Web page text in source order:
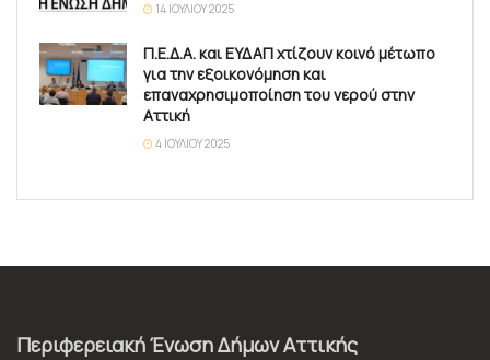
14 ΙΟΥΛΊΟΥ 2025
Π.Ε.Δ.Α. και ΕΥΔΑΠ χτίζουν κοινό μέτωπο
για την εξοικονόμηση και
επαναχρησιμοποίηση του νερού στην
Αττική
4 ΙΟΥΛΊΟΥ 2025
Περιφερειακή Ένωση Δήμων Αττικής